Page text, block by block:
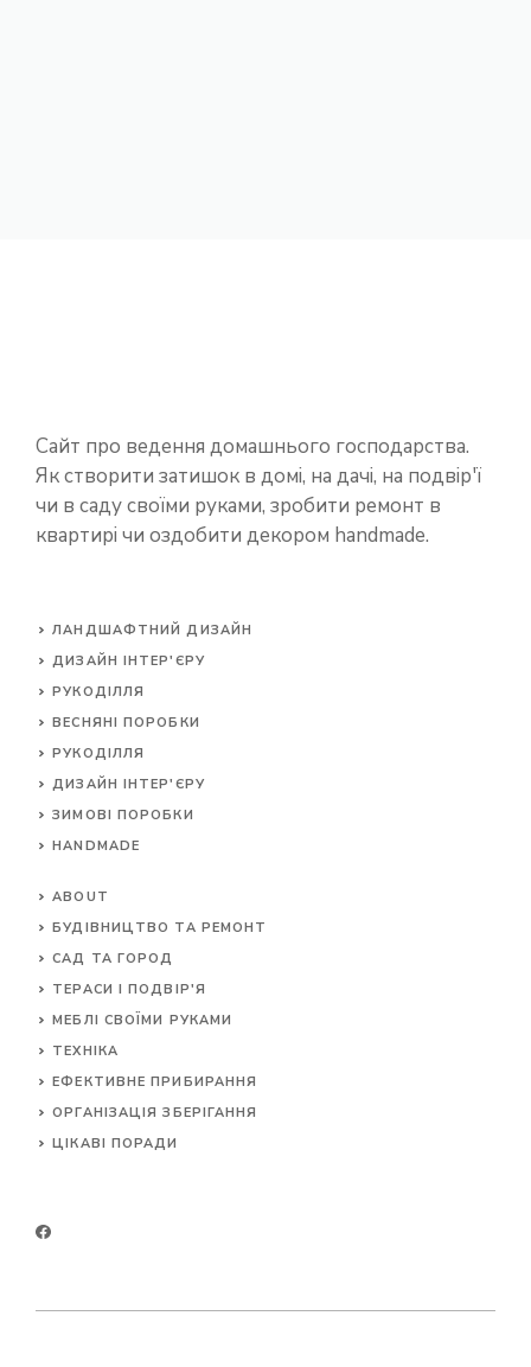
Сайт про ведення домашнього господарства.
Як створити затишок в домі, на дачі, на подвір'ї
чи в саду своїми руками, зробити ремонт в
квартирі чи оздобити декором handmade.
ЛАНДШАФТНИЙ ДИЗАЙН
ДИЗАЙН ІНТЕР'ЄРУ
РУКОДІЛЛЯ
ВЕСНЯНІ ПОРОБКИ
РУКОДІЛЛЯ
ДИЗАЙН ІНТЕР'ЄРУ
ЗИМОВІ ПОРОБКИ
HANDMADE
ABOUT
БУДІВНИЦТВО ТА РЕМОНТ
САД ТА ГОРОД
ТЕРАСИ І ПОДВІР'Я
МЕБЛІ СВОЇМИ РУКАМИ
ТЕХНІКА
ЕФЕКТИВНЕ ПРИБИРАННЯ
ОРГАНІЗАЦІЯ ЗБЕРІГАННЯ
ЦІКАВІ ПОРАДИ